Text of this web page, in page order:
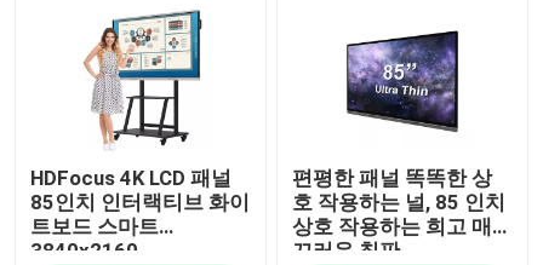
HDFocus 4K LCD 패널
85인치 인터랙티브 화이
트보드 스마트
3840x2160
편평한 패널 똑똑한 상
호 작용하는 널, 85 인치
상호 작용하는 희고 매
끄러운 칠판